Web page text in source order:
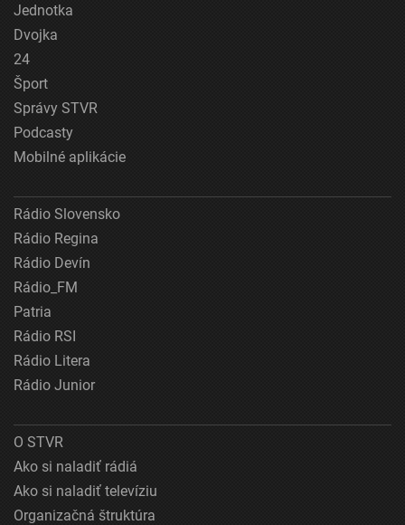
Jednotka
Dvojka
24
Šport
Správy STVR
Podcasty
Mobilné aplikácie
Rádio Slovensko
Rádio Regina
Rádio Devín
Rádio_FM
Patria
Rádio RSI
Rádio Litera
Rádio Junior
O STVR
Ako si naladiť rádiá
Ako si naladiť televíziu
Organizačná štruktúra